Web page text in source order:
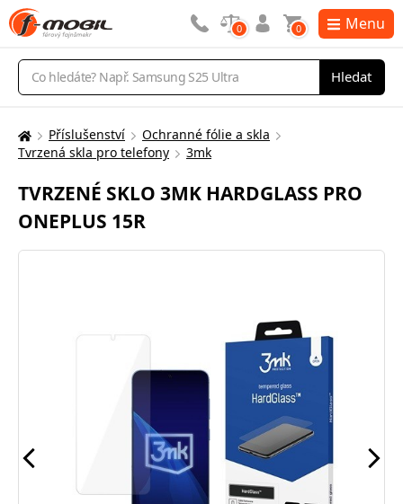
Vyhledávání
Hledat
0 0 Menu
Zde
nacházíte:
Příslušenství
Ochranné fólie a skla
Tvrzená skla pro telefony
3mk
TVRZENÉ SKLO 3MK HARDGLASS PRO
ONEPLUS 15R